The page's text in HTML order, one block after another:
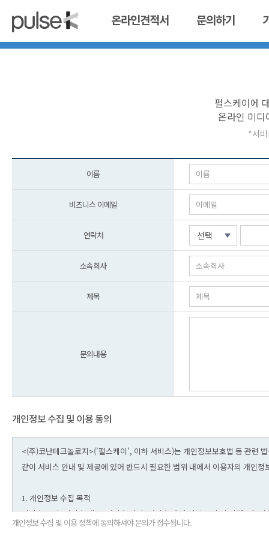
온라인견적서 문의하기
펄스케이에
온라인 미
*서
이름
비즈니스 이메일
연락처 선택
소속회사
제목
문의내용
개인정보 수집 및 이용 동의
개인정보 수집 및 이용 정책에 동의하셔야 문의가 접수됩니다.